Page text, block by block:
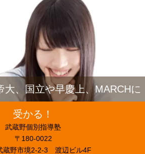
大、国立や早慶上、MARCHに
受かる！
武蔵野個別指導塾
〒180-0022
蔵野市境2-2-3 渡辺ビル4F